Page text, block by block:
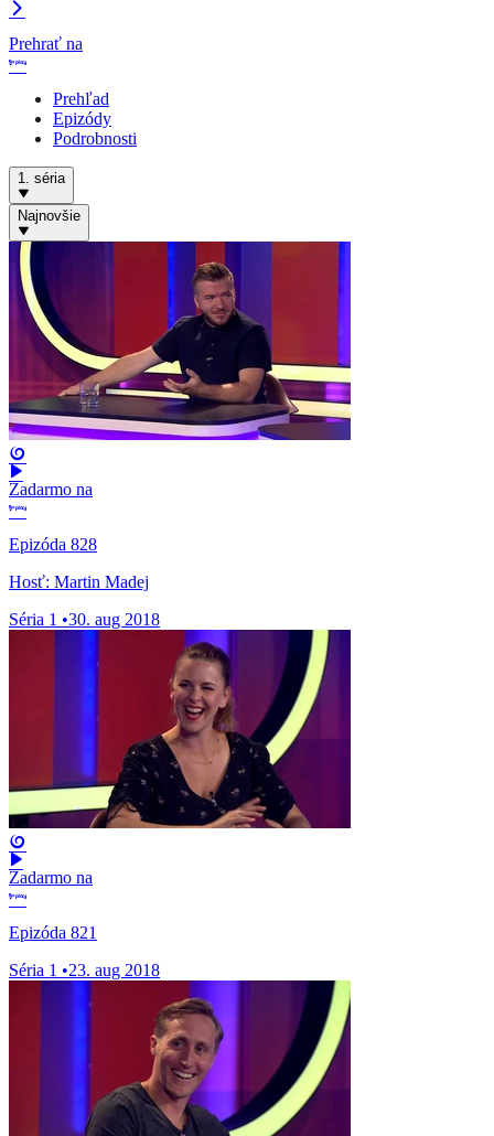
Prehrať na
Prehľad
Epizódy
Podrobnosti
1. séria
Najnovšie
Zadarmo na
Epizóda 828
Hosť: Martin Madej
Séria 1 •30. aug 2018
Zadarmo na
Epizóda 821
Séria 1 •23. aug 2018